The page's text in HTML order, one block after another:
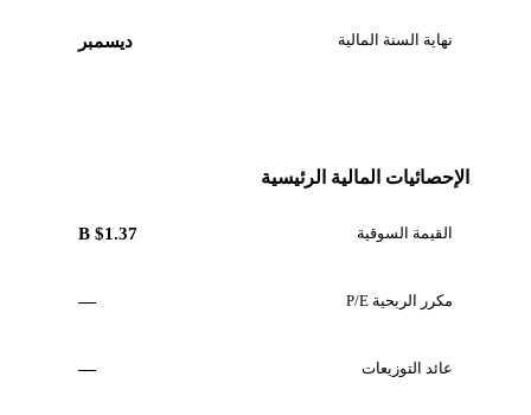
نهاية السنة المالية ديسمبر
الإحصائيات المالية الرئيسية
القيمة السوقية $1.37 B
مكرر الربحية P/E —
عائد التوزيعات —